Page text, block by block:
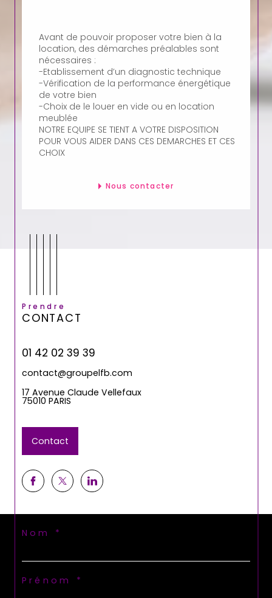
Avant de pouvoir proposer votre bien à la
location, des démarches préalables sont
nécessaires :
-Etablissement d’un diagnostic technique
-Vérification de la performance énergétique
de votre bien
-Choix de le louer en vide ou en location
meublée
NOTRE EQUIPE SE TIENT A VOTRE DISPOSITION
POUR VOUS AIDER DANS CES DEMARCHES ET CES
CHOIX
Nous contacter
Nom *
Prénom *
Prendre
CONTACT
01 42 02 39 39
contact@groupelfb.com
17 Avenue Claude Vellefaux
75010 PARIS
Contact